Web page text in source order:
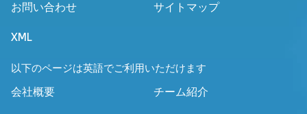
お問い合わせ サイトマップ
XML
以下のページは英語でご利用いただけます
会社概要 チーム紹介